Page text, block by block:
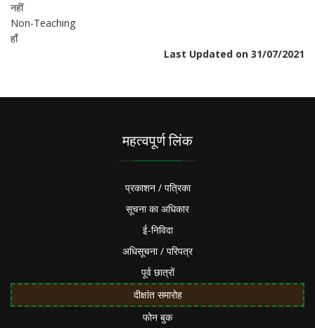
नहीं
Non-Teaching
हाँ
Last Updated on 31/07/2021
महत्वपूर्ण लिंक
प्रकाशन / पत्रिका
सूचना का अधिकार
ई-निविदा
अधिसूचना / परिपत्र
पूर्व छात्रों
दीक्षांत समारोह
फोन बुक